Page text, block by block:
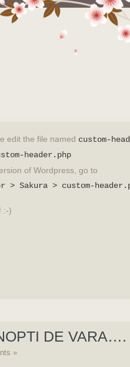
edit the file named custom-
header.php
of Wordpress, go to
> Sakura > custom-
:-)
DE VARA….
»